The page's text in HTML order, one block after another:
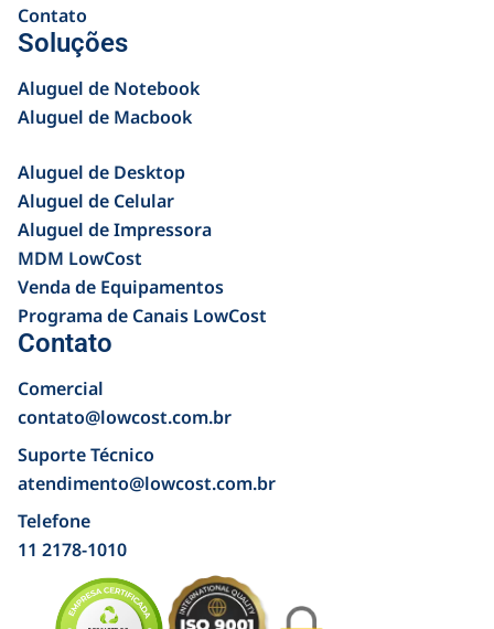
Contato
Soluções
Aluguel de Notebook
Aluguel de Macbook
Aluguel de Desktop
Aluguel de Celular
Aluguel de Impressora
MDM LowCost
Venda de Equipamentos
Programa de Canais LowCost
Contato
Comercial
contato@lowcost.com.br
Suporte Técnico
atendimento@lowcost.com.br
Telefone
11 2178-1010